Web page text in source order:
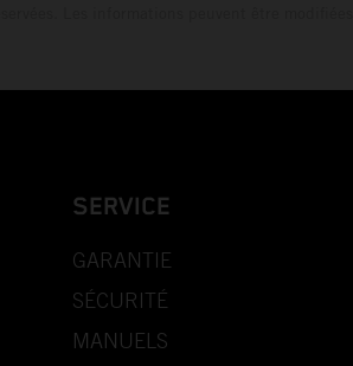
SERVICE
GARANTIE
SÉCURITÉ
MANUELS